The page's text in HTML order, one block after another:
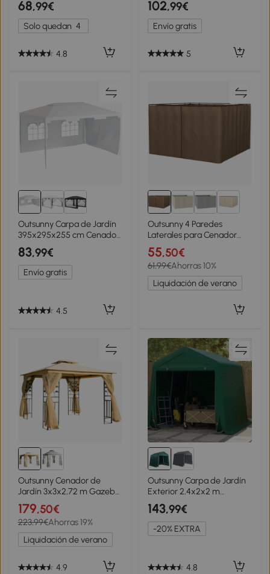
Jardín, Altura Ajustable con
Bolsa de Transporte, Anti-
UV, Impermeable, Gazebo
Exterior, Gris
68,99€
Solo quedan 4
4.8
con Puerta con Cremallera
Impermeable Gris Oscuro
102,99€
Envío gratis
5
Outsunny Carpa de Jardín
395x295x255 cm Cenador
Desmontable Exterior con
2 Laterales 2 Ventanas
Anti-UV para Terraza Patio
Blanco
83,99€
Envío gratis
4.5
Outsunny 4 Paredes
Laterales para Cenador
3x2 m con Ganchos
Cortinas sin Ventanas para
Carpa de Jardín Exterior
Fiesta Marrón
55,50€
61,99€Ahorras 10%
Liquidación de verano
Outsunny Cenador de
Jardín 3x3x2,72 m Gazebo
Carpas para Exterior
Grandes con Doble Techo
Mosquiteras y Marco de
Acero para Patio Fiesta
Beige
179,50€
223,99€Ahorras 19%
Liquidación de verano
4.9
Outsunny Carpa de Jardín
Exterior 2,4x2x2 m
Cobertizo Exterior con 2
Puertas con Cremallera
Impermeable Anti-UV
Carpa Verde
143,99€
-20% EXTRA
4.8